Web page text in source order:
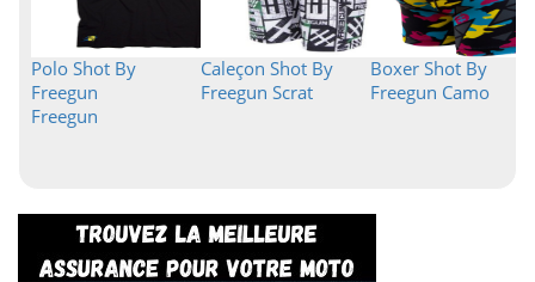
Polo Shot By
Freegun
Freegun
Caleçon Shot By
Freegun Scrat
Boxer Shot By
Freegun Camo